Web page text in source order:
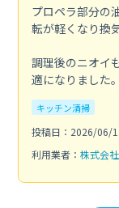
プロペラ部分の
転が軽くなり換
調理後のニオイ
適になりました。
キッチン清掃
投稿日：2026/06/
利用業者： 株式会